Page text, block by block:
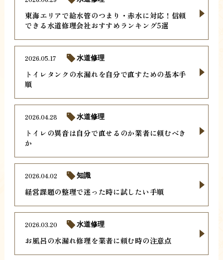
東海エリアで給水管のつまり・赤水に対応！信頼
できる水道修理会社おすすめランキング5選
トイレタンクの水漏れを自分で直すための基本手
順
2026.05.17 水道修理
トイレの異音は自分で直せるのか業者に頼むべき
か
2026.04.28 水道修理
経営課題の整理で迷った時に試したい手順
2026.04.02 知識
お風呂の水漏れ修理を業者に頼む時の注意点
2026.03.20 水道修理